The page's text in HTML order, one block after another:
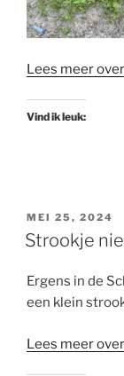
Lees meer
Vind ik leuk:
GEPLAATST
OP
MEI 25, 2024
Strookje
Ergens in de
een klein
Lees meer